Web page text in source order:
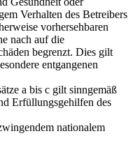
Verhalten des Betreibers
vorhersehbaren
nach auf die
begrenzt. Dies gilt
entgangenen
a bis c gilt sinngemäß
Erfüllungsgehilfen des
nationalem